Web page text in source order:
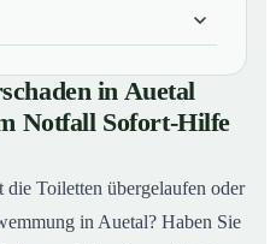
in Auetal gesucht: Wir
in Auetal
Notfall Sofort-Hilfe
Toiletten übergelaufen oder
in Auetal? Haben Sie